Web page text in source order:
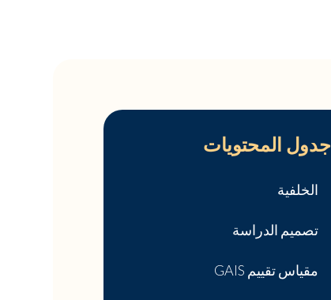
جدول المحتويات
الخلفية
تصميم الدراسة
مقياس تقييم GAIS